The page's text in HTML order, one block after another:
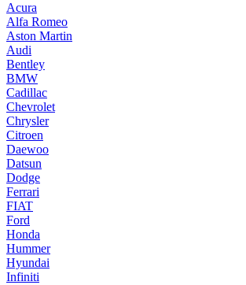
Acura
Alfa Romeo
Aston Martin
Audi
Bentley
BMW
Cadillac
Chevrolet
Chrysler
Citroen
Daewoo
Datsun
Dodge
Ferrari
FIAT
Ford
Honda
Hummer
Hyundai
Infiniti